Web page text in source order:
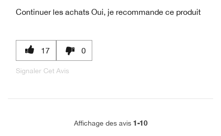
Continuer les achats Oui, je recommande ce produit
17 0
Signaler Cet Avis
Affichage des avis 1-10